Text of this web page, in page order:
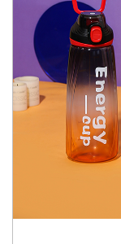
性，确保它仍然
于容易意外洒出
4. 完全可拆卸，
对于儿童产品来
拆卸的设计解决
以便彻底清洁。
为孩子提供更健
为了增加便利性